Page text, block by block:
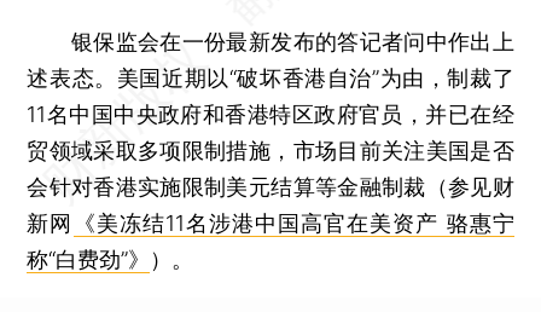
银保监会在一份最新发布的答记者问中作出上
述表态。美国近期以“破坏香港自治”为由，制裁了
11名中国中央政府和香港特区政府官员，并已在经
贸领域采取多项限制措施，市场目前关注美国是否
会针对香港实施限制美元结算等金融制裁（参见财
新网
《美冻结11名涉港中国高官在美资产 骆惠宁
称“白费劲”》
）。